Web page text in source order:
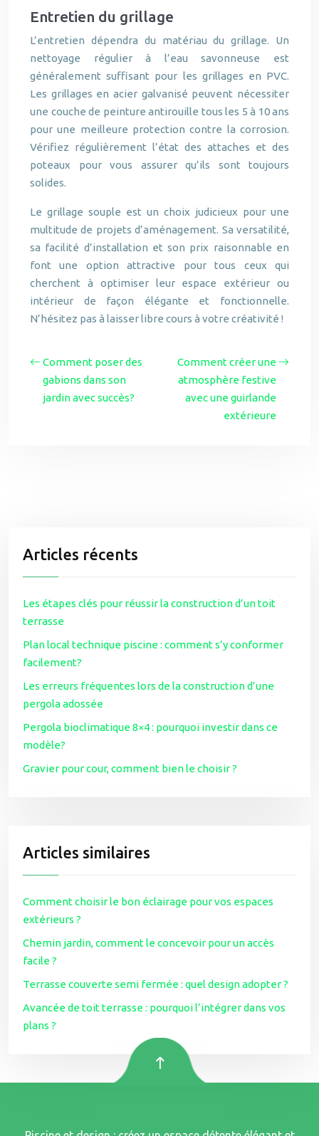
Entretien du grillage
L’entretien dépendra du matériau du grillage. Un
nettoyage régulier à l’eau savonneuse est
généralement suffisant pour les grillages en PVC.
Les grillages en acier galvanisé peuvent nécessiter
une couche de peinture antirouille tous les 5 à 10 ans
pour une meilleure protection contre la corrosion.
Vérifiez régulièrement l’état des attaches et des
poteaux pour vous assurer qu’ils sont toujours
solides.
Le grillage souple est un choix judicieux pour une
multitude de projets d’aménagement. Sa versatilité,
sa facilité d’installation et son prix raisonnable en
font une option attractive pour tous ceux qui
cherchent à optimiser leur espace extérieur ou
intérieur de façon élégante et fonctionnelle.
N’hésitez pas à laisser libre cours à votre créativité !
Comment poser des
gabions dans son
jardin avec succès?
Comment créer une
atmosphère festive
avec une guirlande
extérieure
Articles récents
Les étapes clés pour réussir la construction d’un toit
terrasse
Plan local technique piscine : comment s’y conformer
facilement?
Les erreurs fréquentes lors de la construction d’une
pergola adossée
Pergola bioclimatique 8×4 : pourquoi investir dans ce
modèle?
Gravier pour cour, comment bien le choisir ?
Articles similaires
Comment choisir le bon éclairage pour vos espaces
extérieurs ?
Chemin jardin, comment le concevoir pour un accès
facile ?
Terrasse couverte semi fermée : quel design adopter ?
Avancée de toit terrasse : pourquoi l’intégrer dans vos
plans ?